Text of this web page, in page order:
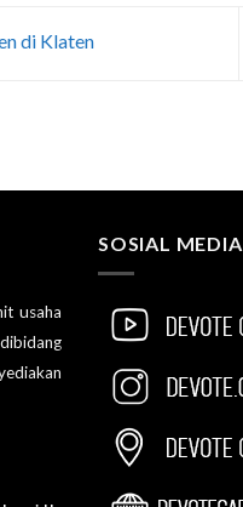
di Klaten
usaha
SOSIAL MEDIA